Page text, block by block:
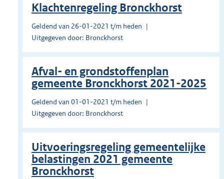
Klachtenregeling Bronckhorst
Geldend van 26-01-2021 t/m heden
Uitgegeven door: Bronckhorst
Afval- en grondstoffenplan
gemeente Bronckhorst 2021-2025
Geldend van 01-01-2021 t/m heden
Uitgegeven door: Bronckhorst
Uitvoeringsregeling gemeentelijke
belastingen 2021 gemeente
Bronckhorst